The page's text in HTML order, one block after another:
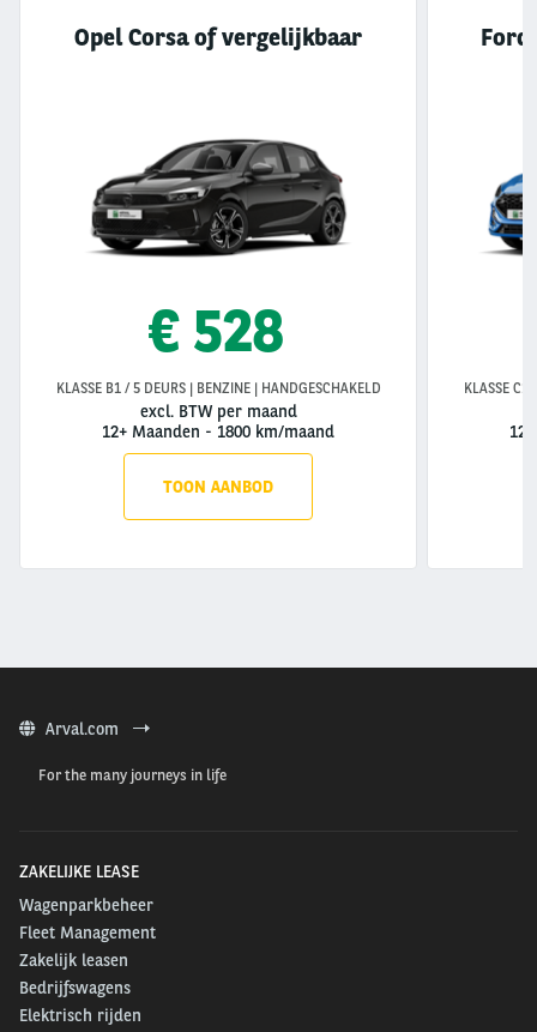
Opel Corsa of vergelijkbaar
€ 528
KLASSE B1 / 5 DEURS | BENZINE | HANDGESCHAKELD
excl. BTW per maand
12+ Maanden - 1800 km/maand
TOON AANBOD
Ford
KLASSE C1
Arval.com
For the many journeys in life
ZAKELIJKE LEASE
Wagenparkbeheer
Fleet Management
Zakelijk leasen
Bedrijfswagens
Elektrisch rijden